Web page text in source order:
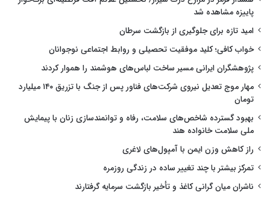
پاییزه مشاهده شد
امید تازه برای جلوگیری از بازگشت سرطان
خواب کافی؛ کلید موفقیت تحصیلی و روابط اجتماعی نوجوانان
پژوهشگران ایرانی مسیر ساخت لباس‌های هوشمند را هموار کردند
مهار موج تعدیل نیروی شرکت‌های فناور پس از جنگ با تزریق ۱۴۰ میلیارد
تومان
بهبود گسترده شاخص‌های سلامت، رفاه و توانمندسازی زنان با پیمایش
ملی سلامت خانواده هند
راز کاهش وزن ایمن با آمپول‌های لاغری
تمرکز بیشتر با چند تغییر ساده در زندگی روزمره
ناشران میان گرانی کاغذ و تأخیر بازگشت سرمایه گرفتارند